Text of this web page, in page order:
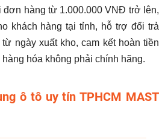
đơn hàng từ 1.000.000 VNĐ trở lên,
khách hàng tại tỉnh, hỗ trợ đổi trả
ngày xuất kho, cam kết hoàn tiền
hóa không phải chính hãng.
ô tô uy tín TPHCM MAST